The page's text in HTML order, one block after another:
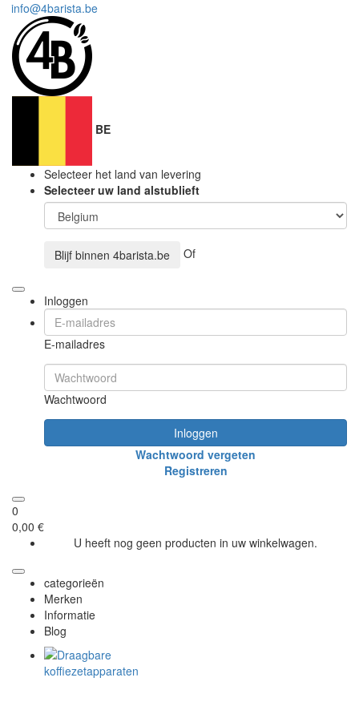
info@4barista.be
BE
Selecteer het land van levering
Selecteer uw land alstublieft
Blijf binnen 4barista.be Of
Inloggen
E-mailadres
Wachtwoord
Inloggen
Wachtwoord vergeten
Registreren
0
0,00 €
U heeft nog geen producten in uw winkelwagen.
categorieën
Merken
Informatie
Blog